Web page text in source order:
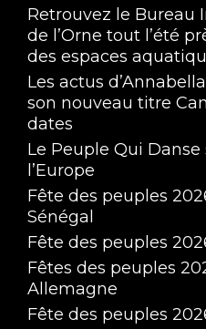
Retrouvez le Bureau
de l’Orne tout l’été
des espaces
Les actus
son nouveau titre
dates
Le Peuple Qui
l’Europe
Fête des peuples
Sénégal
Fête des peuples
Fêtes des peuples
Allemagne
Fête des peuples